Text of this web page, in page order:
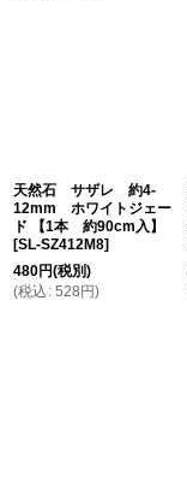
天然石 サザレ 約4-
12mm ホワイトジェー
ド 【1本 約90cm入】
[SL-SZ412M8]
480円(税別)
(税込 : 528 円)